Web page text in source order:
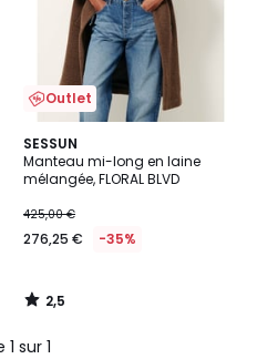
Outlet
SESSUN
Manteau mi-long en laine
mélangée, FLORAL BLVD
425,00 €
276,25 € -35%
2,5
/ 5
2,5
/
1 sur 1